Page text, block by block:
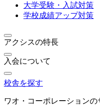
大学受験・入試対策
学校成績アップ対策
アクシスの特長
入会について
校舎を探す
ワオ・コーポレーションの